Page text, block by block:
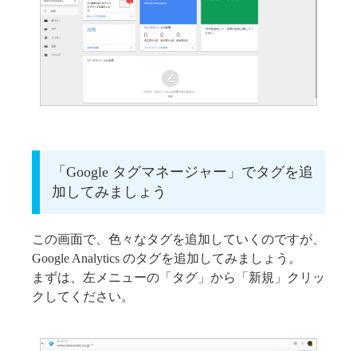
「Google タグマネージャー」でタグを追
加してみましょう
この画面で、色々なタグを追加していくのですが、
Google Analytics のタグを追加してみましょう。
まずは、左メニューの「タグ」から「新規」クリッ
クしてください。